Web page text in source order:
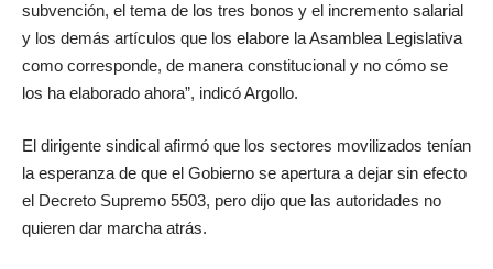
subvención, el tema de los tres bonos y el incremento salarial
y los demás artículos que los elabore la Asamblea Legislativa
como corresponde, de manera constitucional y no cómo se
los ha elaborado ahora”, indicó Argollo.
El dirigente sindical afirmó que los sectores movilizados tenían
la esperanza de que el Gobierno se apertura a dejar sin efecto
el Decreto Supremo 5503, pero dijo que las autoridades no
quieren dar marcha atrás.